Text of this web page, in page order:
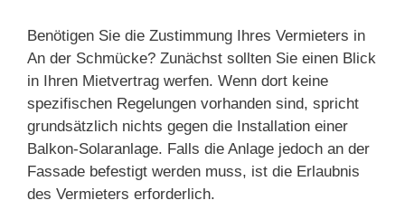
Benötigen Sie die Zustimmung Ihres Vermieters in
An der Schmücke? Zunächst sollten Sie einen Blick
in Ihren Mietvertrag werfen. Wenn dort keine
spezifischen Regelungen vorhanden sind, spricht
grundsätzlich nichts gegen die Installation einer
Balkon-Solaranlage. Falls die Anlage jedoch an der
Fassade befestigt werden muss, ist die Erlaubnis
des Vermieters erforderlich.